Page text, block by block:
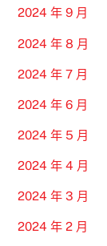
2024 年 9 月
2024 年 8 月
2024 年 7 月
2024 年 6 月
2024 年 5 月
2024 年 4 月
2024 年 3 月
2024 年 2 月